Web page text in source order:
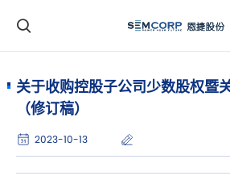
关于收购控股子公司少数股权暨
（修订稿）
2023-10-13